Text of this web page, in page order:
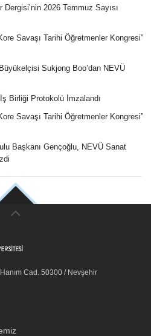
2026 Temmuz Sayısı
Savaşı Tarihi Öğretmenler Kongresi”
Sukjong Boo’dan NEVÜ
Birliği Protokolü İmzalandı
Savaşı Tarihi Öğretmenler Kongresi”
Başkanı Gençoğlu, NEVÜ Sanat
Cad. 50300 / Nevşehir